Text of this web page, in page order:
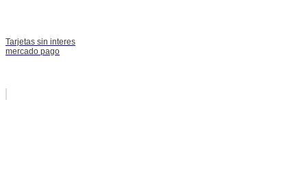
Tarjetas sin interes
mercado pago